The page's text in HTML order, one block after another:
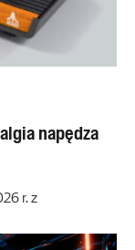
napędza
r. z